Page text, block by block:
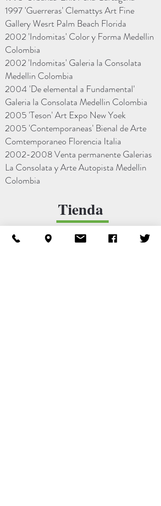
1997 'Guerreras' Clemattys Art Fine
Gallery Wesrt Palm Beach Florida
2002 'Indomitas' Color y Forma Medellin
Colombia
2002 'Indomitas' Galeria la Consolata
Medellin Colombia
2004 'De elemental a Fundamental'
Galeria la Consolata Medellin Colombia
2005 'Teson' Art Expo New Yoek
2005 'Contemporaneas' Bienal de Arte
Comtemporaneo Florencia Italia
2002-2008Venta permanente Galerias
La Consolata y Arte Autopista Medellin
Colombia
Tienda